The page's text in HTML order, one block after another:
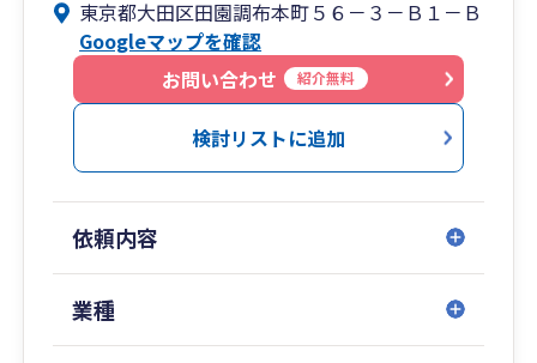
政策も合わせたご相談も可能です。
高機能、高品質で低価格なサービスを目指してお
りますので、ぜひご相談ください。
東京都大田区田園調布本町５６－３－Ｂ１－Ｂ
Googleマップを確認
お問い合わせ
紹介無料
検討リストに追加
依頼内容
業種